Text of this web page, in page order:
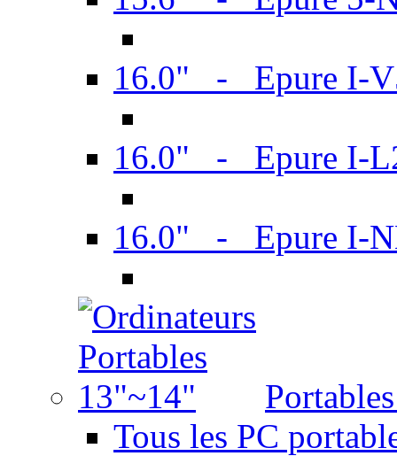
16.0" - Epure I-
16.0" - Epure I-
16.0" - Epure I-
Tous les PC